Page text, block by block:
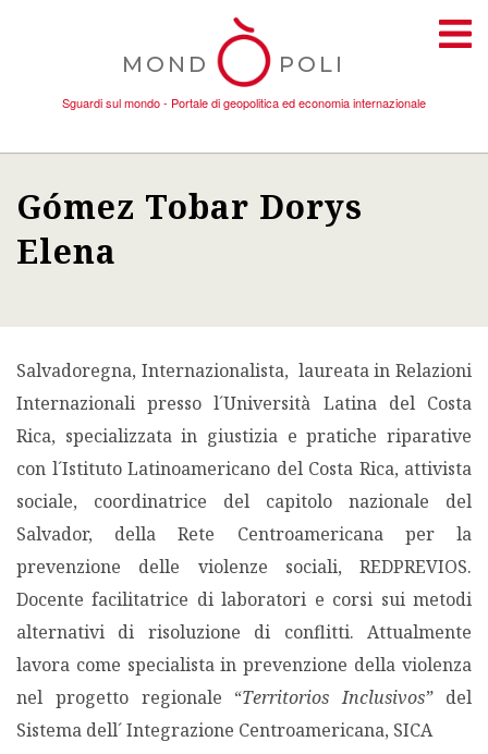
MOND POLI
Sguardi sul mondo - Portale di geopolitica ed economia internazionale
TEMI
DONNE
ECONOMIA
MIGRAZIONI
POVERTÀ
Gómez Tobar Dorys
Elena
Salvadoregna, Internazionalista, laureata in Relazioni
Internazionali presso l´Università Latina del Costa
Rica, specializzata in giustizia e pratiche riparative
con l´Istituto Latinoamericano del Costa Rica, attivista
sociale, coordinatrice del capitolo nazionale del
Salvador, della Rete Centroamericana per la
prevenzione delle violenze sociali, REDPREVIOS.
Docente facilitatrice di laboratori e corsi sui metodi
alternativi di risoluzione di conflitti. Attualmente
lavora come specialista in prevenzione della violenza
nel progetto regionale “Territorios Inclusivos”del
Sistema dell´ Integrazione Centroamericana, SICA